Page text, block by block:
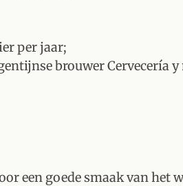
per jaar;
brouwer Cervecería
een goede smaak van het